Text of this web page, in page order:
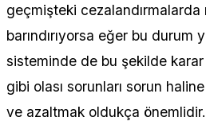
geçmişteki cezalandırmalarda
barındırıyorsa eğer bu durum
sisteminde de bu şekilde
gibi olası sorunları sorun
ve azaltmak oldukça